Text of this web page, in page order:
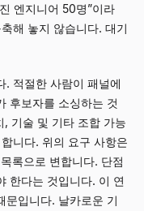
엔지니어 50명”이라
해 놓지 않습니다. 대기
. 적절한 사람이 패널에
후보자를 소싱하는 것
기술 및 기타 조합 가능
합니다. 위의 요구 사항은
록으로 변합니다. 단점
한다는 것입니다. 이 연
문입니다. 날카로운 기